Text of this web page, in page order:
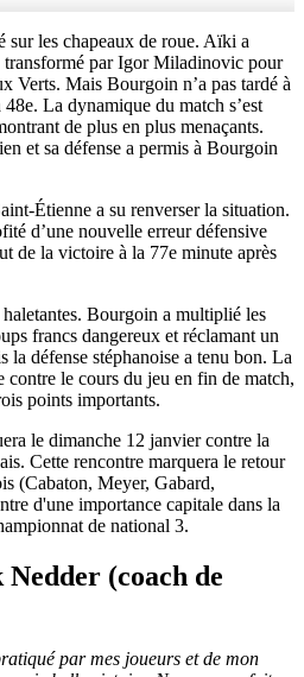
sur les chapeaux de roue. Aïki a
transformé par Igor Miladinovic pour
Verts. Mais Bourgoin n’a pas tardé à
La dynamique du match s’est
de plus en plus menaçants.
et sa défense a permis à Bourgoin
Étienne a su renverser la situation.
d’une nouvelle erreur défensive
de la victoire à la 77e minute après
Bourgoin a multiplié les
francs dangereux et réclamant un
la défense stéphanoise a tenu bon. La
contre le cours du jeu en fin de match,
points importants.
le dimanche 12 janvier contre la
Cette rencontre marquera le retour
(Cabaton, Meyer, Gabard,
d'une importance capitale dans la
de national 3.
(coach de
par mes joueurs et de mon